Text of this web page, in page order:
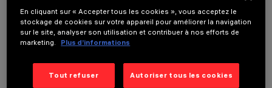
COMPOSANTS OPTIONNELS
En cliquant sur « Accepter tous les cookies », vous acceptez le
stockage de cookies sur votre appareil pour améliorer la navigation
sur le site, analyser son utilisation et contribuer à nos efforts de
marketing.
Plus d’informations
Tout refuser Autoriser tous les cookies